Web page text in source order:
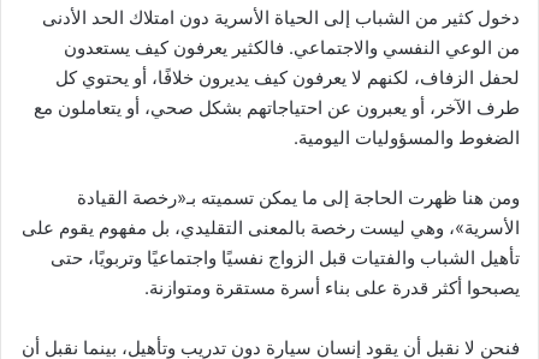
دخول كثير من الشباب إلى الحياة الأسرية دون امتلاك الحد الأدنى
من الوعي النفسي والاجتماعي. فالكثير يعرفون كيف يستعدون
لحفل الزفاف، لكنهم لا يعرفون كيف يديرون خلافًا، أو يحتوي كل
طرف الآخر، أو يعبرون عن احتياجاتهم بشكل صحي، أو يتعاملون مع
الضغوط والمسؤوليات اليومية.
ومن هنا ظهرت الحاجة إلى ما يمكن تسميته بـ«رخصة القيادة
الأسرية»، وهي ليست رخصة بالمعنى التقليدي، بل مفهوم يقوم على
تأهيل الشباب والفتيات قبل الزواج نفسيًا واجتماعيًا وتربويًا، حتى
يصبحوا أكثر قدرة على بناء أسرة مستقرة ومتوازنة.
فنحن لا نقبل أن يقود إنسان سيارة دون تدريب وتأهيل، بينما نقبل أن